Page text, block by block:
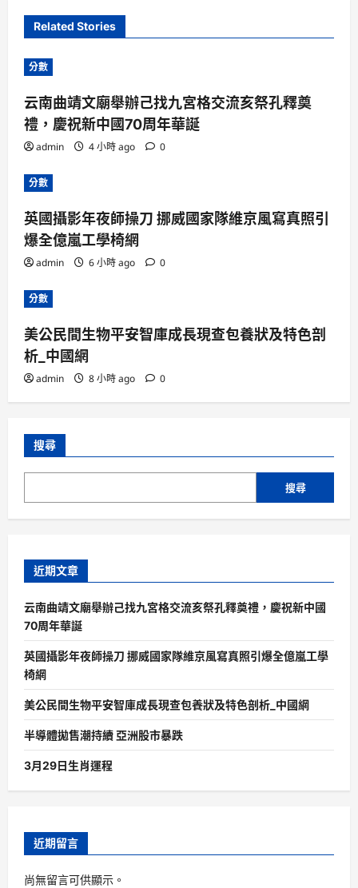
Related Stories
分數
云南曲靖文廟舉辦己找九宮格交流亥祭孔釋奠
禮，慶祝新中國70周年華誕
admin 4 小時 ago 0
分數
英國攝影年夜師操刀 挪威國家隊維京風寫真照引
爆全億嵐工學椅網
admin 6 小時 ago 0
分數
美公民間生物平安智庫成長現查包養狀及特色剖
析_中國網
admin 8 小時 ago 0
搜尋
搜尋
近期文章
云南曲靖文廟舉辦己找九宮格交流亥祭孔釋奠禮，慶祝新中國
70周年華誕
英國攝影年夜師操刀 挪威國家隊維京風寫真照引爆全億嵐工學
椅網
美公民間生物平安智庫成長現查包養狀及特色剖析_中國網
半導體拋售潮持續 亞洲股市暴跌
3月29日生肖運程
近期留言
尚無留言可供顯示。